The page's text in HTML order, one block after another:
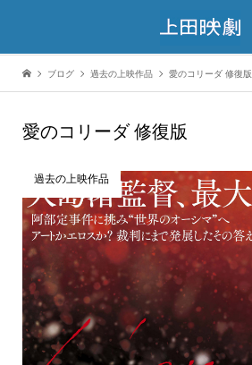
ブログ 過去の上映作品 愛のコリーダ 修復版
愛のコリーダ 修復版
過去の上映作品